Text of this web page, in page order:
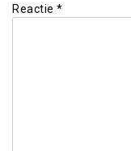
Reactie *